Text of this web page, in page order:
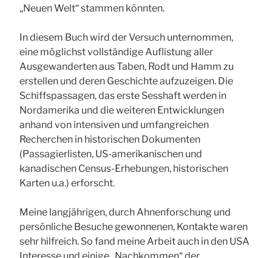
„Neuen Welt“ stammen könnten.
In diesem Buch wird der Versuch unternommen,
eine möglichst vollständige Auflistung aller
Ausgewanderten aus Taben, Rodt und Hamm zu
erstellen und deren Geschichte aufzuzeigen. Die
Schiffspassagen, das erste Sesshaft werden in
Nordamerika und die weiteren Entwicklungen
anhand von intensiven und umfangreichen
Recherchen in historischen Dokumenten
(Passagierlisten, US-amerikanischen und
kanadischen Census-Erhebungen, historischen
Karten u.a.) erforscht.
Meine langjährigen, durch Ahnenforschung und
persönliche Besuche gewonnenen, Kontakte waren
sehr hilfreich. So fand meine Arbeit auch in den USA